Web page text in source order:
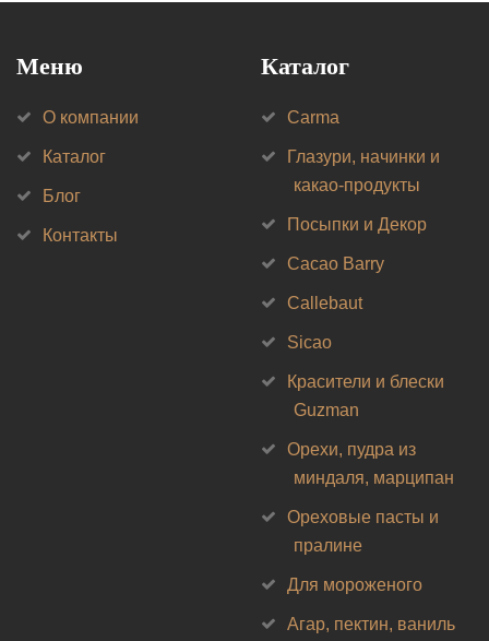
Меню
О компании
Каталог
Блог
Контакты
Каталог
Carma
Глазури, начинки и
какао-продукты
Посыпки и Декор
Cacao Barry
Callebaut
Sicao
Красители и блески
Guzman
Орехи, пудра из
миндаля, марципан
Ореховые пасты и
пралине
Для мороженого
Агар, пектин, ваниль